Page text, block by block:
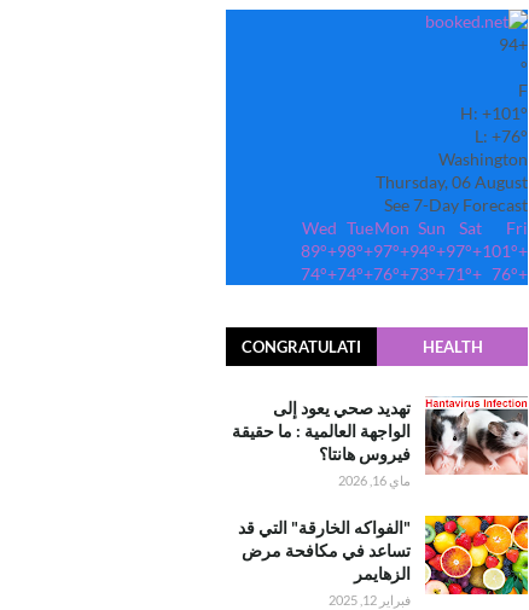
+
94
°
F
H: +101°
L: +76°
Washington
Thursday, 06 August
See 7-Day Forecast
Fri
Sat
Sun
Mon
Tue
Wed
+
101°
+
97°
+
94°
+
97°
+
98°
+
89°
+
76°
+
71°
+
73°
+
76°
+
74°
+
74°
HEALTH
CONGRATULATI
تهديد صحي يعود إلى
الواجهة العالمية : ما حقيقة
فيروس هانتا؟
ماي 16, 2026
"الفواكه الخارقة" التي قد
تساعد في مكافحة مرض
الزهايمر
فبراير 12, 2025